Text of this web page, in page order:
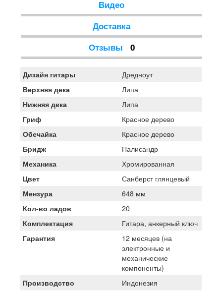
Видео
Доставка
Отзывы
0
Дизайн гитары
Дредноут
Верхняя дека
Липа
Нижняя дека
Липа
Гриф
Красное дерево
Обечайка
Красное дерево
Бридж
Палисандр
Механика
Хромированная
Цвет
Санберст глянцевый
Мензура
648 мм
Кол-во ладов
20
Комплектация
Гитара, анкерный ключ
Гарантия
12 месяцев (на
электронные и
механические
компоненты)
Производство
Индонезия